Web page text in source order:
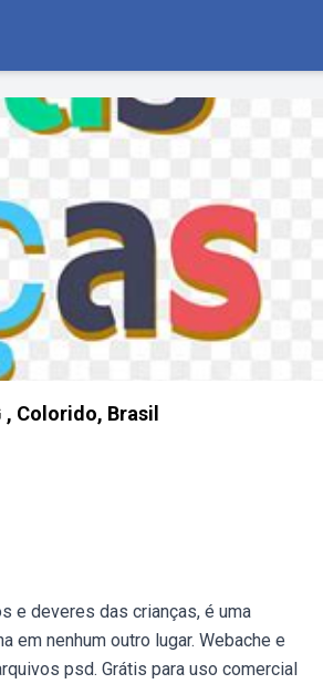
, Colorido, Brasil
e deveres das crianças, é uma
em nenhum outro lugar. Webache e
psd. Grátis para uso comercial